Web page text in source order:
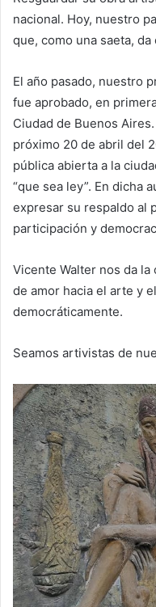
nacional. Hoy, nuestro
que, como una saeta,
El año pasado, nuestro
fue aprobado, en
Ciudad de Buenos
próximo 20 de abril del
pública abierta a la
“que sea ley”. En dicha
expresar su respaldo al
participación y
Vicente Walter nos da
de amor hacia el arte y
democráticamente.
Seamos artivistas de